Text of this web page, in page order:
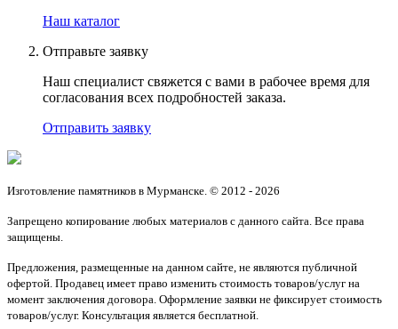
Наш каталог
Отправьте заявку
Наш специалист свяжется с вами в рабочее время для
согласования всех подробностей заказа.
Отправить заявку
Изготовление памятников в Мурманске. © 2012 - 2026
Запрещено копирование любых материалов с данного сайта. Все права
защищены.
Предложения, размещенные на данном сайте, не являются публичной
офертой. Продавец имеет право изменить стоимость товаров/услуг на
момент заключения договора. Оформление заявки не фиксирует стоимость
товаров/услуг. Консультация является бесплатной.